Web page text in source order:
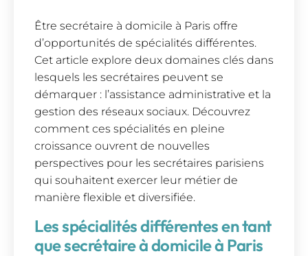
Être secrétaire à domicile à Paris offre
d’opportunités de spécialités différentes.
Cet article explore deux domaines clés dans
lesquels les secrétaires peuvent se
démarquer : l’assistance administrative et la
gestion des réseaux sociaux. Découvrez
comment ces spécialités en pleine
croissance ouvrent de nouvelles
perspectives pour les secrétaires parisiens
qui souhaitent exercer leur métier de
manière flexible et diversifiée.
Les spécialités différentes en tant
que secrétaire à domicile à Paris